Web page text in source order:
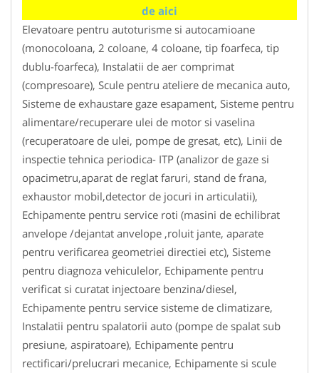
de aici
Elevatoare pentru autoturisme si autocamioane
(monocoloana, 2 coloane, 4 coloane, tip foarfeca, tip
dublu-foarfeca), Instalatii de aer comprimat
(compresoare), Scule pentru ateliere de mecanica auto,
Sisteme de exhaustare gaze esapament, Sisteme pentru
alimentare/recuperare ulei de motor si vaselina
(recuperatoare de ulei, pompe de gresat, etc), Linii de
inspectie tehnica periodica- ITP (analizor de gaze si
opacimetru,aparat de reglat faruri, stand de frana,
exhaustor mobil,detector de jocuri in articulatii),
Echipamente pentru service roti (masini de echilibrat
anvelope /dejantat anvelope ,roluit jante, aparate
pentru verificarea geometriei directiei etc), Sisteme
pentru diagnoza vehiculelor, Echipamente pentru
verificat si curatat injectoare benzina/diesel,
Echipamente pentru service sisteme de climatizare,
Instalatii pentru spalatorii auto (pompe de spalat sub
presiune, aspiratoare), Echipamente pentru
rectificari/prelucrari mecanice, Echipamente si scule